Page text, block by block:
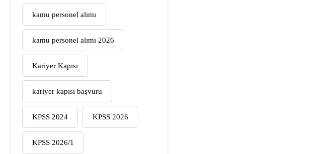
kamu personel alımı
kamu personel alımı 2026
Kariyer Kapısı
kariyer kapısı başvuru
KPSS 2024 KPSS 2026
KPSS 2026/1